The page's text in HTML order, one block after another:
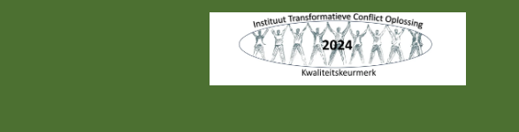
t
s
p
e
b
o
o
k
t
a
g
r
a
m
k
e
d
I